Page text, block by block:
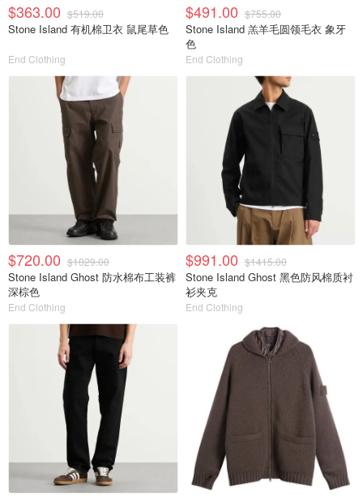
$363.00 $519.00
Stone Island 有机棉卫衣 鼠尾草色
End Clothing
$491.00 $755.00
Stone Island 羔羊毛圆领毛衣 象牙
色
End Clothing
$720.00 $1029.00
Stone Island Ghost 防水棉布工装裤
深棕色
End Clothing
$991.00 $1415.00
Stone Island Ghost 黑色防风棉质衬
衫夹克
End Clothing